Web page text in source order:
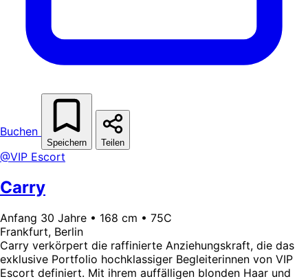
Buchen
Speichern Teilen
@VIP Escort
Carry
Anfang 30 Jahre • 168 cm • 75C
Frankfurt, Berlin
Carry verkörpert die raffinierte Anziehungskraft, die das
exklusive Portfolio hochklassiger Begleiterinnen von VIP
Escort definiert. Mit ihrem auffälligen blonden Haar und